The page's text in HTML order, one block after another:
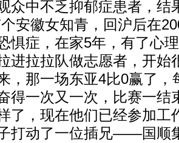
中不乏抑郁症患者，结
安徽女知青，回沪后在
惧症，在家5年，有了心
进拉拉队做志愿者，开始
，那一场东亚4比0赢了，
得一次又一次，比赛一结
了，现在他们已经参加
打动了一位插兄——国顺